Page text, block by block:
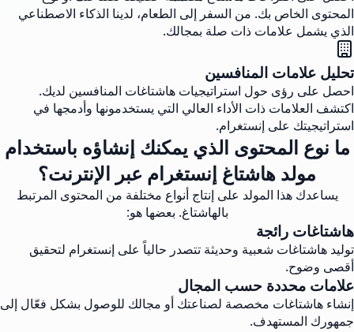
المحتوى الخاص بك. من السفر إلى الطعام، لدينا الذكاء الاصطناعي
الذي يشمل علامات ذات صلة بمجالك.
تحليل علامات المنافسين
احصل على رؤى حول استراتيجيات هاشتاغات المنافسين لديك.
اكتشف العلامات ذات الأداء العالي التي يستخدمونها وأدمجها في
استراتيجيتك على إنستغرام.
ما نوع المحتوى الذي يمكنك إنشاؤه باستخدام
مولد هاشتاغ إنستغرام عبر الإنترنت؟
يساعدك هذا المولد على إنتاج أنواع مختلفة من المحتوى المرتبط
بالهاشتاغ. بعضها هو:
هاشتاغات رائجة
توليد هاشتاغات شعبية وحديثة تتصدر حالياً على إنستغرام لتحقيق
أقصى وضوح.
علامات محددة حسب المجال
إنشاء هاشتاغات مخصصة لصناعتك أو مجالك للوصول بشكل فعّال إلى
جمهورك المستهدف.